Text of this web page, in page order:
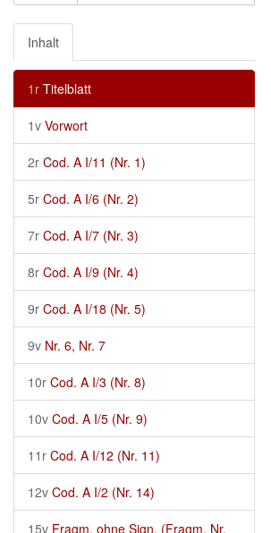
Inhalt
1r Titelblatt
1v Vorwort
2r Cod. A I/11 (Nr. 1)
5r Cod. A I/6 (Nr. 2)
7r Cod. A I/7 (Nr. 3)
8r Cod. A I/9 (Nr. 4)
9r Cod. A I/18 (Nr. 5)
9v Nr. 6, Nr. 7
10r Cod. A I/3 (Nr. 8)
10v Cod. A I/5 (Nr. 9)
11r Cod. A I/12 (Nr. 11)
12v Cod. A I/2 (Nr. 14)
15v Fragm. ohne Sign. (Fragm. Nr.